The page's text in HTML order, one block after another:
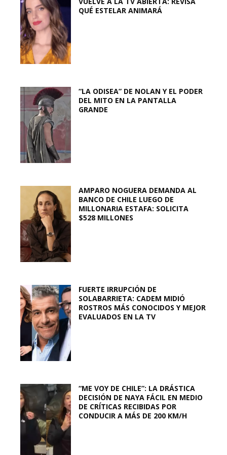
QUÉ ESTELAR ANIMARÁ
“LA ODISEA” DE NOLAN Y EL PODER
DEL MITO EN LA PANTALLA
GRANDE
AMPARO NOGUERA DEMANDA AL
BANCO DE CHILE LUEGO DE
MILLONARIA ESTAFA: SOLICITA
$528 MILLONES
FUERTE IRRUPCIÓN DE
SOLABARRIETA: CADEM MIDIÓ
ROSTROS MÁS CONOCIDOS Y MEJOR
EVALUADOS EN LA TV
“ME VOY DE CHILE”: LA DRÁSTICA
DECISIÓN DE NAYA FÁCIL EN MEDIO
DE CRÍTICAS RECIBIDAS POR
CONDUCIR A MÁS DE 200 KM/H